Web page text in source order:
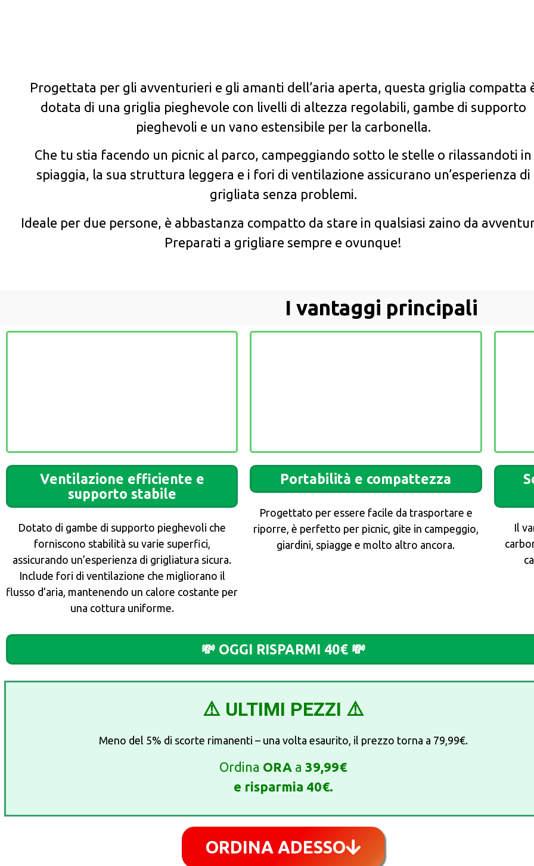
Progettata per gli avventurieri e gli amanti dell’aria aperta, questa griglia compatta
dotata di una griglia pieghevole con livelli di altezza regolabili, gambe di supporto
pieghevoli e un vano estensibile per la carbonella.
Che tu stia facendo un picnic al parco, campeggiando sotto le stelle o rilassandoti in
spiaggia, la sua struttura leggera e i fori di ventilazione assicurano un’esperienza di
grigliata senza problemi.
Ideale per due persone, è abbastanza compatto da stare in qualsiasi zaino da
Preparati a grigliare sempre e ovunque!
I vantaggi principali
Ventilazione efficiente e
supporto stabile
Dotato di gambe di supporto pieghevoli che
forniscono stabilità su varie superfici,
assicurando un’esperienza di grigliatura sicura.
Include fori di ventilazione che migliorano il
flusso d’aria, mantenendo un calore costante per
una cottura uniforme.
Portabilità e compattezza
Progettato per essere facile da trasportare e
riporre, è perfetto per picnic, gite in campeggio,
giardini, spiagge e molto altro ancora.
Il
💸 OGGI RISPARMI 40€ 💸
⚠️ ULTIMI PEZZI ⚠️
Meno del 5% di scorte rimanenti – una volta esaurito, il prezzo torna a 79,99€.
Ordina ORA a 39,99€
e risparmia 40€.
ORDINA ADESSO